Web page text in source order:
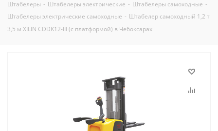
Штабелеры - Штабелеры электрические - Штабелеры самоходные -
Штабелеры электрические самоходные - Штабелер самоходный 1,2 т
3,5 м XILIN CDDK12-III (с платформой) в Чебоксарах